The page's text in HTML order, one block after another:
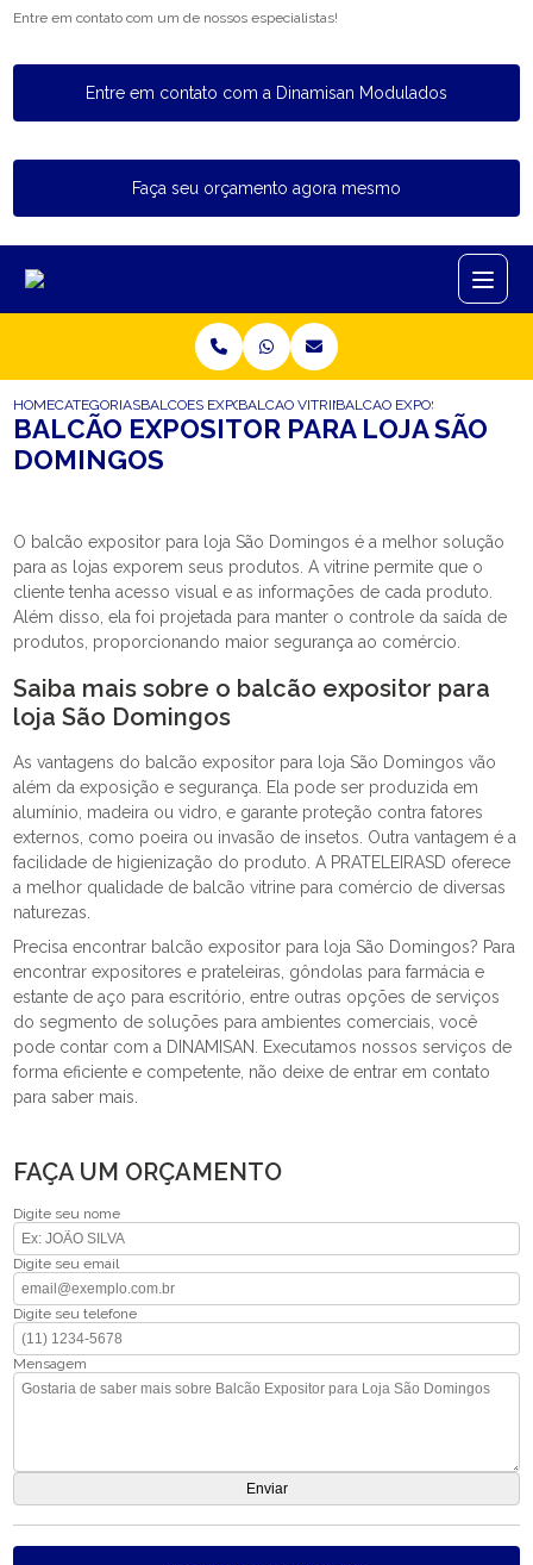
Entre em contato com um de nossos especialistas!
Entre em contato com a Dinamisan Modulados
Faça seu orçamento agora mesmo
HOMECATEGORIASBALCOES EXPOSITORESBALCAO VITRINE EXPOSITOR
BALCAO EXPOSITOR PARA
BALCÃO EXPOSITOR PARA LOJA SÃO
DOMINGOS
O balcão expositor para loja São Domingos é a melhor solução
para as lojas exporem seus produtos. A vitrine permite que o
cliente tenha acesso visual e as informações de cada produto.
Além disso, ela foi projetada para manter o controle da saída de
produtos, proporcionando maior segurança ao comércio.
Saiba mais sobre o balcão expositor para
loja São Domingos
As vantagens do balcão expositor para loja São Domingos vão
além da exposição e segurança. Ela pode ser produzida em
alumínio, madeira ou vidro, e garante proteção contra fatores
externos, como poeira ou invasão de insetos. Outra vantagem é a
facilidade de higienização do produto. A PRATELEIRASD oferece
a melhor qualidade de balcão vitrine para comércio de diversas
naturezas.
Precisa encontrar balcão expositor para loja São Domingos? Para
encontrar expositores e prateleiras, gôndolas para farmácia e
estante de aço para escritório, entre outras opções de serviços
do segmento de soluções para ambientes comerciais, você
pode contar com a DINAMISAN. Executamos nossos serviços de
forma eficiente e competente, não deixe de entrar em contato
para saber mais.
FAÇA UM ORÇAMENTO
Digite seu nome
Digite seu email
Digite seu telefone
Mensagem